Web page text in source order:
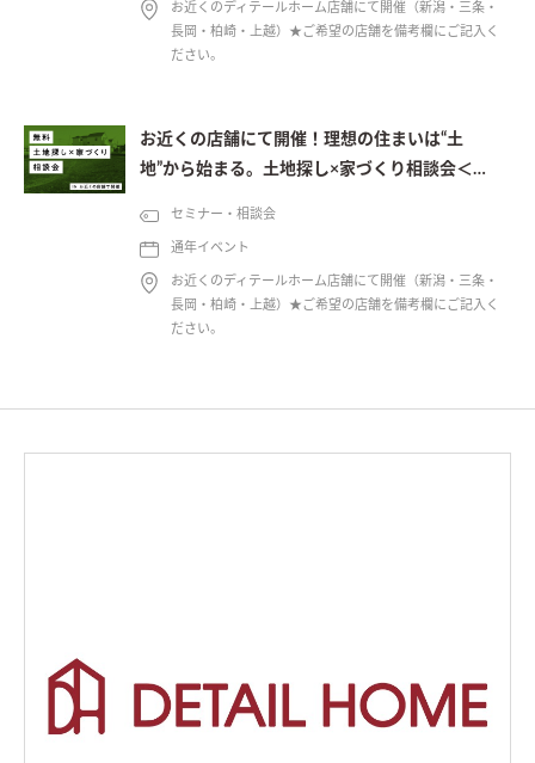
お近くのディテールホーム店舗にて開催（新潟・三条・
長岡・柏崎・上越）★ご希望の店舗を備考欄にご記入く
ださい。
お近くの店舗にて開催！理想の住まいは“土
地”から始まる。土地探し×家づくり相談会＜予
セミナー・相談会
通年イベント
お近くのディテールホーム店舗にて開催（新潟・三条・
長岡・柏崎・上越）★ご希望の店舗を備考欄にご記入く
ださい。